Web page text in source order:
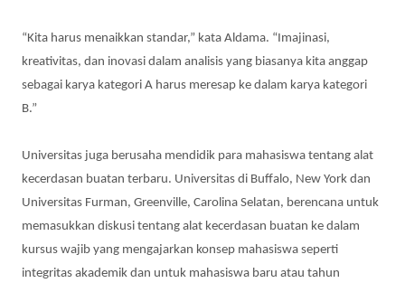
“Kita harus menaikkan standar,” kata Aldama. “Imajinasi,
kreativitas, dan inovasi dalam analisis yang biasanya kita anggap
sebagai karya kategori A harus meresap ke dalam karya kategori
B.”
Universitas juga berusaha mendidik para mahasiswa tentang alat
kecerdasan buatan terbaru. Universitas di Buffalo, New York dan
Universitas Furman, Greenville, Carolina Selatan, berencana untuk
memasukkan diskusi tentang alat kecerdasan buatan ke dalam
kursus wajib yang mengajarkan konsep mahasiswa seperti
integritas akademik dan untuk mahasiswa baru atau tahun